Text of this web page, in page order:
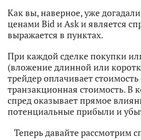
Как вы, наверное, уже
ценами Bid и Ask и является
выражается в пунктах.
При каждой сделке покупки
(вложение длинной или
трейдер оплачивает стоимость
транзакционная стоимость. В
спред оказывает прямое
потенциальные прибыли и
Теперь давайте рассмотрим